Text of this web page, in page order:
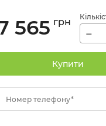
565 грн
−
Купити
Номер телефону*